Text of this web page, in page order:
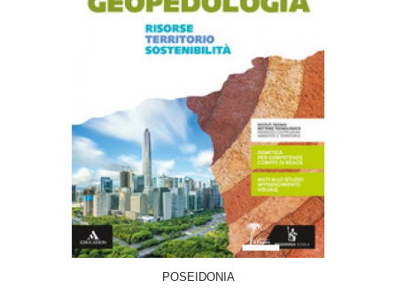
POSEIDONIA